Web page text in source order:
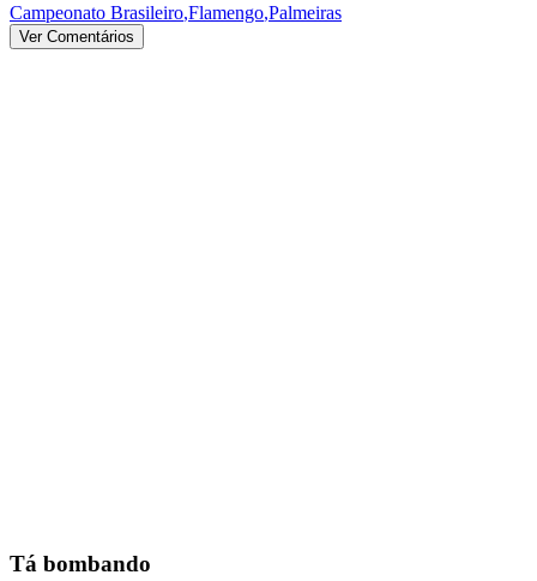
Campeonato Brasileiro,Flamengo,Palmeiras
Ver Comentários
Tá bombando